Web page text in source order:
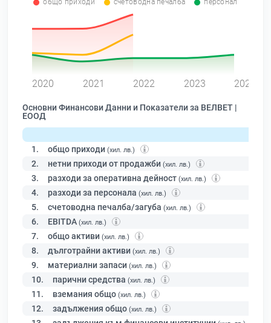
общо приходи счетоводна печалба персонал
2020 2021 2022 2023 2024
Основни Финансови Данни и Показатели за ВЕЛВЕТ |
ЕООД
1. общо приходи (хил. лв.)
2. нетни приходи от продажби (хил. лв.)
3. разходи за оперативна дейност (хил. лв.)
4. разходи за персонала (хил. лв.)
5. счетоводна печалба/загуба (хил. лв.)
6. EBITDA (хил. лв.)
7. общо активи (хил. лв.)
8. дълготрайни активи (хил. лв.)
9. материални запаси (хил. лв.)
10. парични средства (хил. лв.)
11. вземания общо (хил. лв.)
12. задължения общо (хил. лв.)